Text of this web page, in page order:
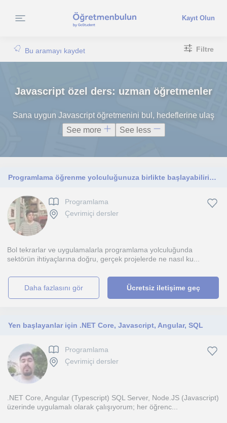
Kayıt Olun
Bu aramayı kaydet Filtre
Javascript özel ders: uzman öğretmenler
Sana uygun Javascript öğretmenini bul, hedeflerine ulaş
See more
See less
Programlama öğrenme yolculuğunuza birlikte başlayabiliriz. HTML CSS Javascript Java C C# ve daha fazlası
Programlama
Çevrimiçi dersler
Bol tekrarlar ve uygulamalarla programlama yolculuğunda
sektörün ihtiyaçlarına doğru, gerçek projelerde ne nasıl ku...
daha fazlasını gör Ücretsiz iletişime geç
Yen başlayanlar için .NET Core, Javascript, Angular, SQL
Programlama
Çevrimiçi dersler
.NET Core, Angular (Typescript) SQL Server, Node.JS (Javascript)
üzerinde uygulamalı olarak çalışıyorum; her öğrenc...